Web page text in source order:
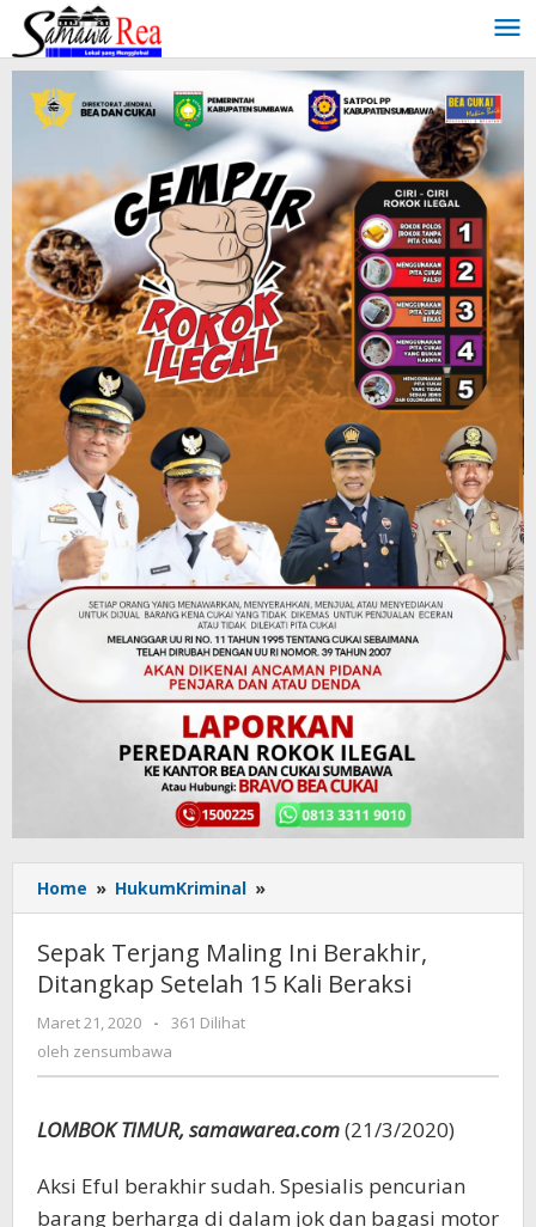
Lewati
konten
Home » HukumKriminal »
Terjang
Ini
Berakhir,
Sepak Terjang Maling Ini Berakhir,
Ditangkap Setelah 15 Kali Beraksi
Maret 21, 2020
oleh
zensumbawa
-
361 Dilihat
oleh zensumbawa
LOMBOK TIMUR, samawarea.com(21/3/2020)
Aksi Eful berakhir sudah. Spesialis pencurian
barang berharga di dalam jok dan bagasi motor